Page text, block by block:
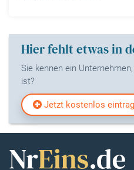
Hier fehlt etwas in
Sie kennen ein
ist?
Jetzt kostenlos